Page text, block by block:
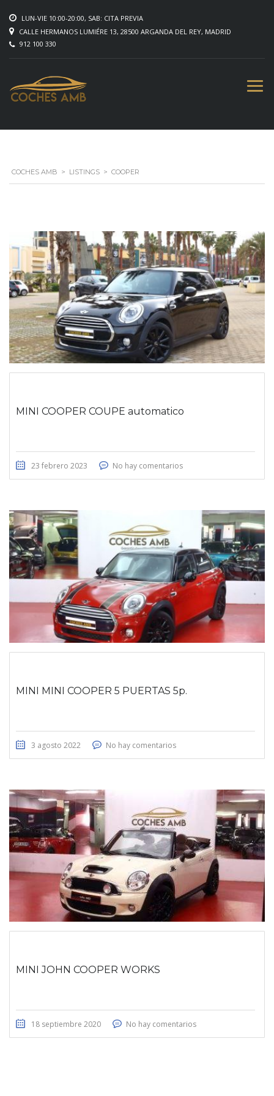
LUN-VIE 10:00-20:00, SAB: CITA PREVIA
CALLE HERMANOS LUMIÉRE 13, 28500 ARGANDA DEL REY, MADRID
912 100 330
COCHES AMB > LISTINGS > COOPER
MINI COOPER COUPE automatico
23 febrero 2023 No hay comentarios
MINI MINI COOPER 5 PUERTAS 5p.
3 agosto 2022 No hay comentarios
MINI JOHN COOPER WORKS
18 septiembre 2020 No hay comentarios